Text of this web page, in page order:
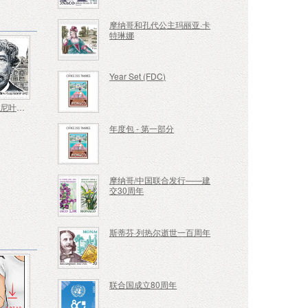
查尔斯·加尼叶诞辰二百周年
摩纳哥和孔代公主玛丽亚·卡
特琳娜
Year Set (FDC)
年度包 - 第一部分
摩纳哥/中国联合发行——建
交30周年
斯蒂芬·列热尔逝世一百周年
联合国成立80周年